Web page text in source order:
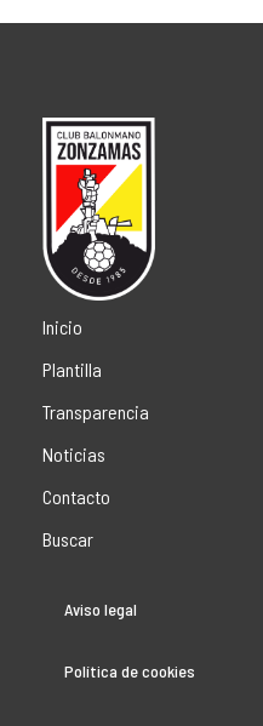
Inicio
Plantilla
Transparencia
Noticias
Contacto
Buscar
Aviso legal
Política de cookies